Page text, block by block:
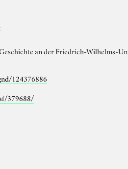
an der Friedrich-Wilhelms-
124376886
379688/